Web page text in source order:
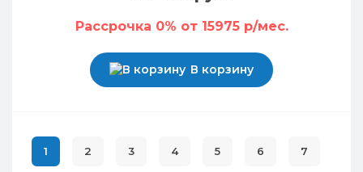
Рассрочка 0% от 15975 р/мес.
В корзину
1 2 3 4 5 6 7